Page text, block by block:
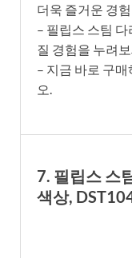
더욱 즐거운 경
– 필립스 스팀
질 경험을 누려보
– 지금 바로 구
오.
7. 필립스 스
색상,